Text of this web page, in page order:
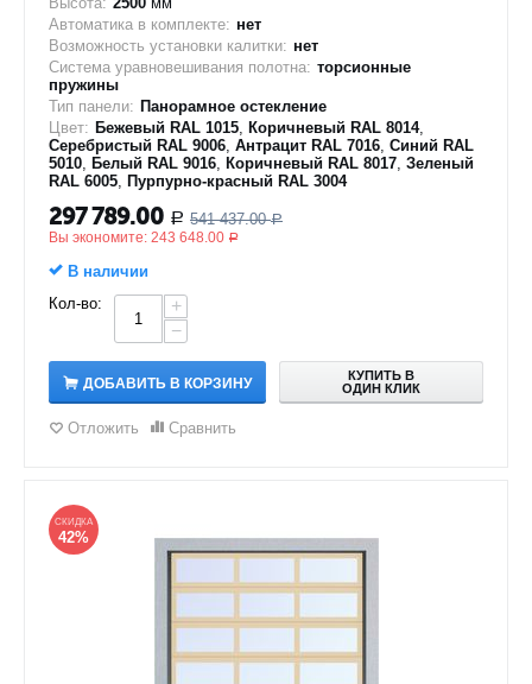
Автоматика в комплекте: нет
Возможность установки калитки: нет
Система уравновешивания полотна: торсионные
пружины
Тип панели: Панорамное остекление
Цвет: Бежевый RAL 1015, Коричневый RAL 8014,
Серебристый RAL 9006, Антрацит RAL 7016, Синий RAL
5010, Белый RAL 9016, Коричневый RAL 8017, Зеленый
RAL 6005, Пурпурно-красный RAL 3004
297 789.00 Р 541 437.00 Р
Вы экономите: 243 648.00 Р
В наличии
Кол-во:
+
−
ДОБАВИТЬ В КОРЗИНУ
КУПИТЬ В
ОДИН КЛИК
Отложить Сравнить
СКИДКА
42%